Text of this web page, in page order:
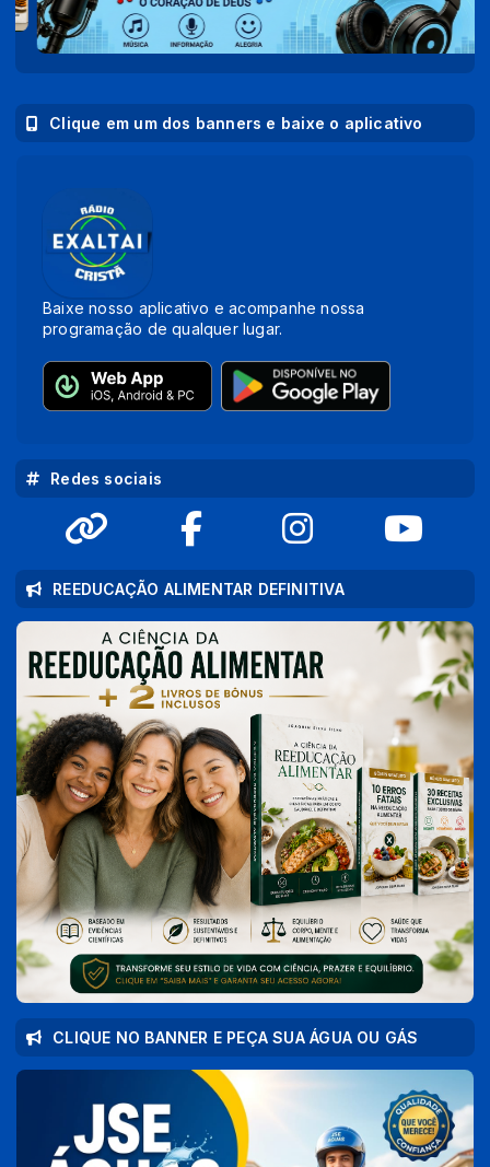
Clique em um dos banners e baixe o aplicativo
Baixe nosso aplicativo e acompanhe nossa
programação de qualquer lugar.
Redes sociais
REEDUCAÇÃO ALIMENTAR DEFINITIVA
CLIQUE NO BANNER E PEÇA SUA ÁGUA OU GÁS